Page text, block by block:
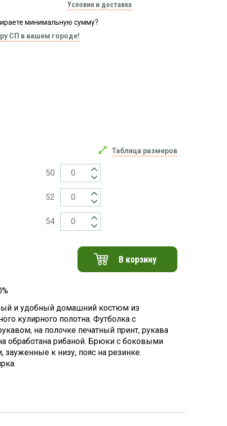
Условия и доставка
минимальную сумму?
СП в вашем городе!
Таблица размеров
50
52
54
В корзину
и удобный домашний костюм из
кулирного полотна. Футболка с
на полочке печатный принт, рукава
обработана рибаной. Брюки с боковыми
зауженные к низу, пояс на резинке.